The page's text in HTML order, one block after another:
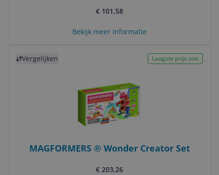
€ 101,58
Bekijk meer informatie
Vergelijken Laagste prijs ooit
MAGFORMERS ® Wonder Creator Set
€ 203,26